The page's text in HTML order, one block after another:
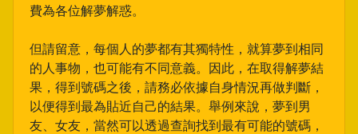
費為各位解夢解惑。
但請留意，每個人的夢都有其獨特性，就算夢到相同
的人事物，也可能有不同意義。因此，在取得解夢結
果，得到號碼之後，請務必依據自身情況再做判斷，
以便得到最為貼近自己的結果。舉例來說，夢到男
友、女友，當然可以透過查詢找到最有可能的號碼，